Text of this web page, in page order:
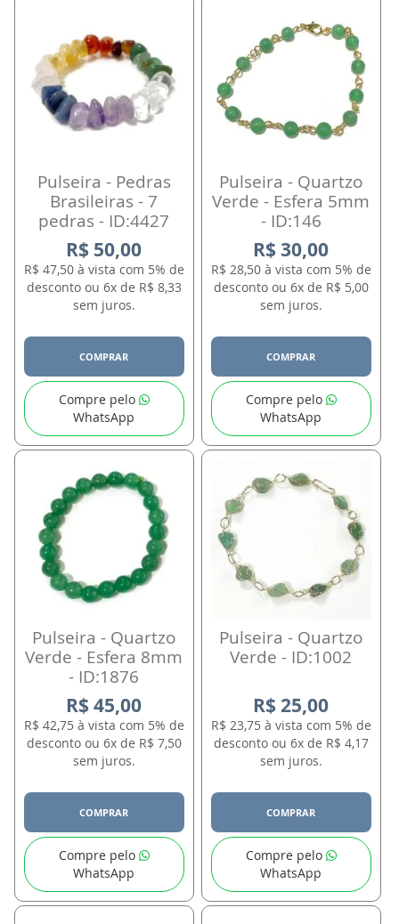
Pulseira - Pedras
Brasileiras - 7
pedras - ID:4427
R$ 50,00
R$ 47,50 à vista com 5% de
desconto ou 6x de R$ 8,33
sem juros.
COMPRAR
Compre pelo
WhatsApp
Pulseira - Quartzo
Verde - Esfera 5mm
- ID:146
R$ 30,00
R$ 28,50 à vista com 5% de
desconto ou 6x de R$ 5,00
sem juros.
COMPRAR
Compre pelo
WhatsApp
Pulseira - Quartzo
Verde - Esfera 8mm
- ID:1876
R$ 45,00
R$ 42,75 à vista com 5% de
desconto ou 6x de R$ 7,50
sem juros.
COMPRAR
Compre pelo
WhatsApp
Pulseira - Quartzo
Verde - ID:1002
R$ 25,00
R$ 23,75 à vista com 5% de
desconto ou 6x de R$ 4,17
sem juros.
COMPRAR
Compre pelo
WhatsApp